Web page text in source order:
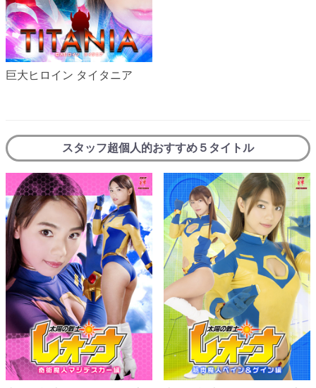
巨大ヒロイン タイタニア
スタッフ超個人的おすすめ５タイトル